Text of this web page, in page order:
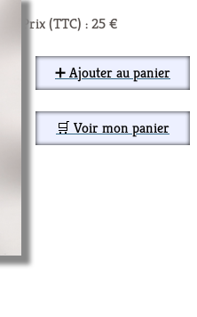
Prix (TTC) : 25 €
➕ Ajouter au panier
🛒 Voir mon panier